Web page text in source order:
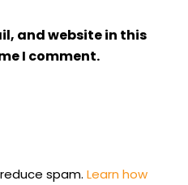
and website in this
I comment.
spam. Learn how